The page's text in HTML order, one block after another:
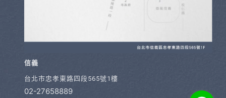
信義
台北市忠孝東路四段565號1樓
02-27658889